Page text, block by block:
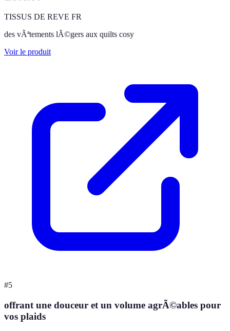
TISSUS DE REVE FR
des vÃªtements lÃ©gers aux quilts cosy
Voir le produit
#5
offrant une douceur et un volume agrÃ©ables pour
vos plaids